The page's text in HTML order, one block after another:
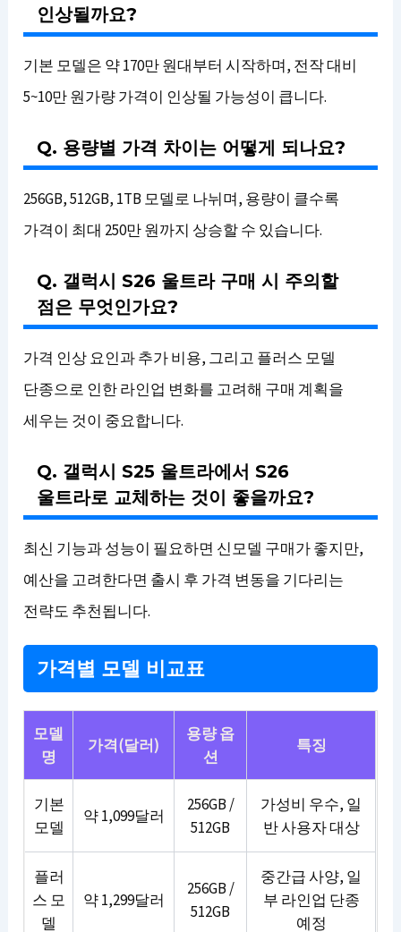
인상될까요?
기본 모델은 약 170만 원대부터 시작하며, 전작 대비
5~10만 원가량 가격이 인상될 가능성이 큽니다.
Q. 용량별 가격 차이는 어떻게 되나요?
256GB, 512GB, 1TB 모델로 나뉘며, 용량이 클수록
가격이 최대 250만 원까지 상승할 수 있습니다.
Q. 갤럭시 S26 울트라 구매 시 주의할
점은 무엇인가요?
가격 인상 요인과 추가 비용, 그리고 플러스 모델
단종으로 인한 라인업 변화를 고려해 구매 계획을
세우는 것이 중요합니다.
Q. 갤럭시 S25 울트라에서 S26
울트라로 교체하는 것이 좋을까요?
최신 기능과 성능이 필요하면 신모델 구매가 좋지만,
예산을 고려한다면 출시 후 가격 변동을 기다리는
전략도 추천됩니다.
가격별 모델 비교표
모델
명
가격(달러)
용량 옵
션
특징
기본
모델
약 1,099달러
256GB /
512GB
가성비 우수, 일
반 사용자 대상
플러
스 모
델
약 1,299달러
256GB /
512GB
중간급 사양, 일
부 라인업 단종
예정